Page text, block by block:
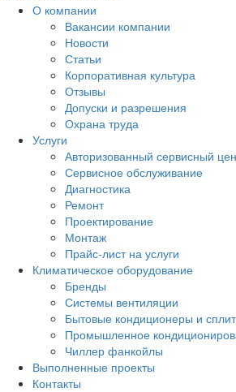
О компании
Вакансии компании
Новости
Статьи
Корпоративная культура
Отзывы
Допуски и разрешения
Охрана труда
Услуги
Авторизованный сервисный
Сервисное обслуживание
Диагностика
Ремонт
Проектирование
Монтаж
Прайс-лист на услуги
Климатическое оборудование
Бренды
Системы вентиляции
Бытовые кондиционеры и
Промышленное
Чиллер фанкойлы
Выполненные проекты
Контакты